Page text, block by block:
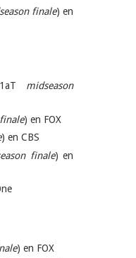
finale) en
midseason
) en FOX
) en CBS
finale) en
) en FOX